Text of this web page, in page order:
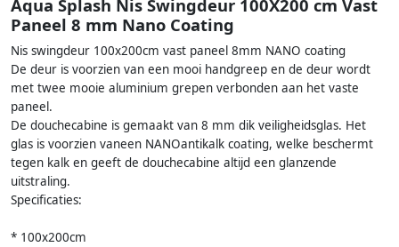
Aqua Splash Nis Swingdeur 100X200 cm Vast
Paneel 8 mm Nano Coating
Nis swingdeur 100x200cm vast paneel 8mm NANO coating
De deur is voorzien van een mooi handgreep en de deur wordt
met twee mooie aluminium grepen verbonden aan het vaste
paneel.
De douchecabine is gemaakt van 8 mm dik veiligheidsglas. Het
glas is voorzien vaneen NANOantikalk coating, welke beschermt
tegen kalk en geeft de douchecabine altijd een glanzende
uitstraling.
Specificaties:
* 100x200cm